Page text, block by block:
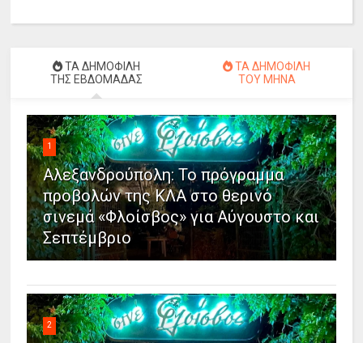
ΤΑ ΔΗΜΟΦΙΛΗ
ΤΗΣ ΕΒΔΟΜΑΔΑΣ
ΤΑ ΔΗΜΟΦΙΛΗ
ΤΟΥ ΜΗΝΑ
1
Αλεξανδρούπολη: Το πρόγραμμα
προβολών της ΚΛΑ στο θερινό
σινεμά «Φλοίσβος» για Αύγουστο και
Σεπτέμβριο
2